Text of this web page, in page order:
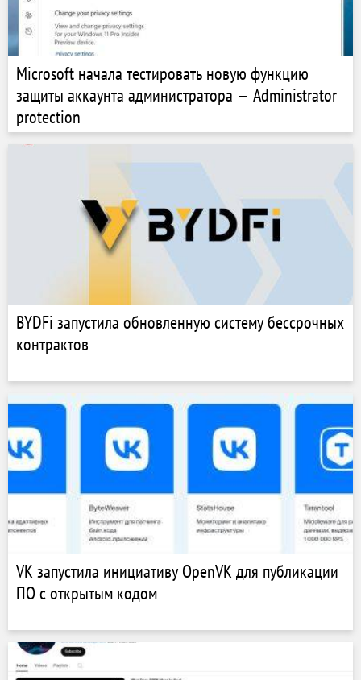
Microsoft начала тестировать новую функцию
защиты аккаунта администратора — Administrator
protection
BYDFi запустила обновленную систему бессрочных
контрактов
VK запустила инициативу OpenVK для публикации
ПО с открытым кодом